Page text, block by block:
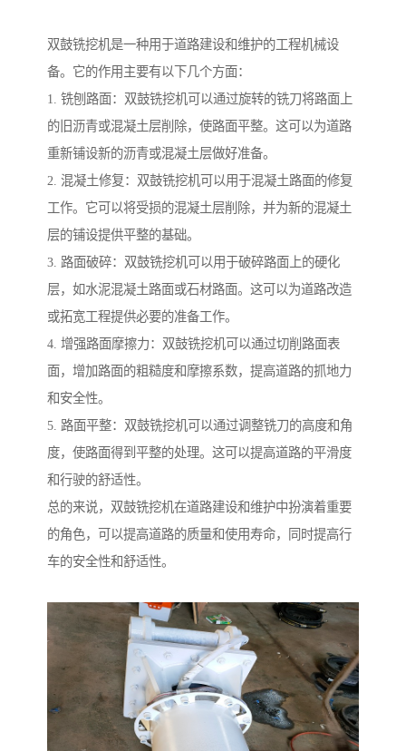
双鼓铣挖机是一种用于道路建设和维护的工程机械设
备。它的作用主要有以下几个方面：
1. 铣刨路面：双鼓铣挖机可以通过旋转的铣刀将路面上
的旧沥青或混凝土层削除，使路面平整。这可以为道路
重新铺设新的沥青或混凝土层做好准备。
2. 混凝土修复：双鼓铣挖机可以用于混凝土路面的修复
工作。它可以将受损的混凝土层削除，并为新的混凝土
层的铺设提供平整的基础。
3. 路面破碎：双鼓铣挖机可以用于破碎路面上的硬化
层，如水泥混凝土路面或石材路面。这可以为道路改造
或拓宽工程提供必要的准备工作。
4. 增强路面摩擦力：双鼓铣挖机可以通过切削路面表
面，增加路面的粗糙度和摩擦系数，提高道路的抓地力
和安全性。
5. 路面平整：双鼓铣挖机可以通过调整铣刀的高度和角
度，使路面得到平整的处理。这可以提高道路的平滑度
和行驶的舒适性。
总的来说，双鼓铣挖机在道路建设和维护中扮演着重要
的角色，可以提高道路的质量和使用寿命，同时提高行
车的安全性和舒适性。